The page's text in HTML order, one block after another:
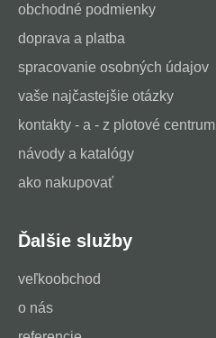
obchodné podmienky
doprava a platba
spracovanie osobných údajov
vaše najčastejšie otázky
kontakty - a - z plotové centrum
návody a katalógy
ako nakupovať
Ďalšie služby
veľkoobchod
o nás